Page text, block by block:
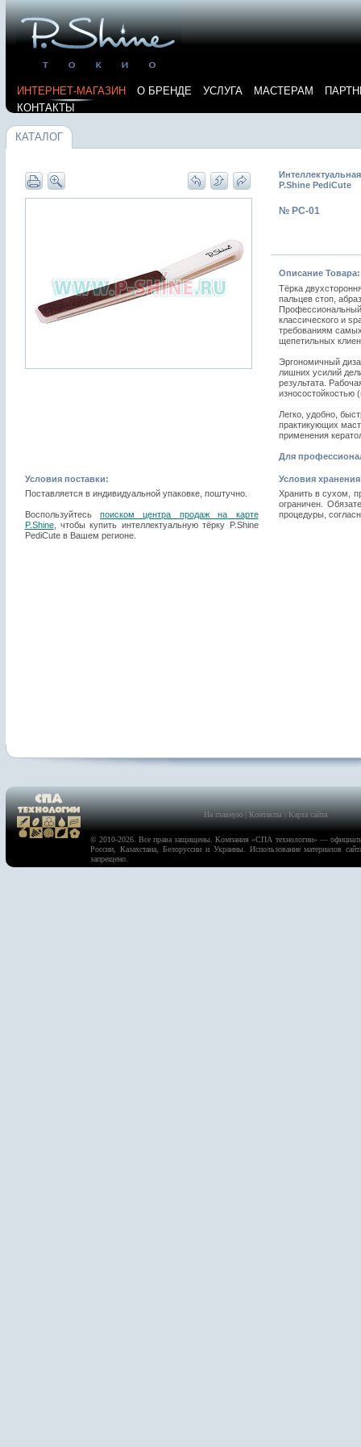
ИНТЕРНЕТ-МАГАЗИН О БРЕНДЕ УСЛУГА МАСТЕРАМ
КОНТАКТЫ
КАТАЛОГ
P.Shine PediCute
№ PC-01
Описание Товара:
Тёрка
пальцев стоп,
классического и
требованиям
щепетильных
Эргономичный
лишних усилий
результата.
износостойкостью
Легко, удобно,
практикующих
применения
Для
Условия поставки:
Поставляется в индивидуальной упаковке, поштучно.
Воспользуйтесь поиском центра продаж на карте
P.Shine, чтобы купить интеллектуальную тёрку P.Shine
PediCute в Вашем регионе.
Условия
Хранить в сухом,
ограничен.
процедуры,
На главную |Контакты |Карта сайта
© 2010-2026. Все права защищены. Компания «СПА технологии» —
России, Казахстана, Белоруссии и Украины. Использование материалов
запрещено.